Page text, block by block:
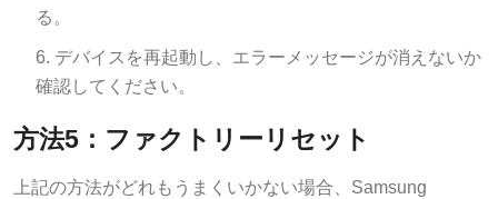
る。
デバイスを再起動し、エラーメッセージが消えないか
確認してください。
方法5：ファクトリーリセット
上記の方法がどれもうまくいかない場合、Samsung